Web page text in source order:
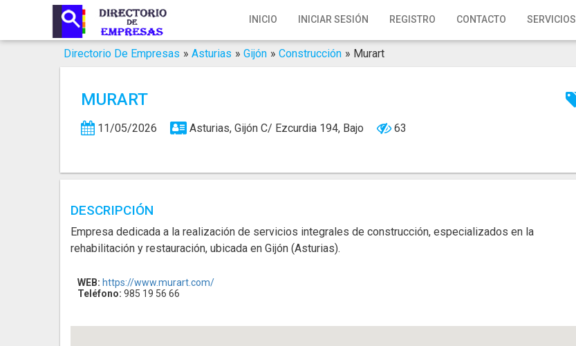
INICIO INICIAR SESIÓN REGISTRO CONTACTO SERVICIOS
Inicio
Iniciar Sesión
Servicios SEO
Publica Tu Empresa
Directorio De Empresas » Asturias » Gijón » Construcción » Murart
MURART
11/05/2026 Asturias, Gijón C/ Ezcurdia 194, Bajo 63
DESCRIPCIÓN
Empresa dedicada a la realización de servicios integrales de construcción, especializados en la
rehabilitación y restauración, ubicada en Gijón (Asturias).
WEB: https://www.murart.com/
Teléfono: 985 19 56 66